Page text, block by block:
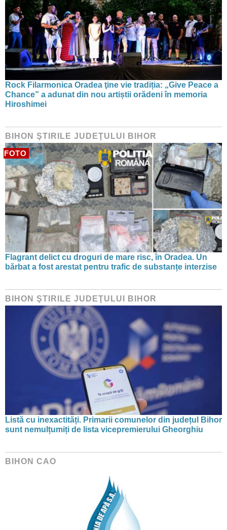
Rock Filarmonica Oradea ţine vie tradiția: „Give Peace a
Chance” a adunat din nou artiștii orădeni în memoria
Hiroshimei
BIHON ŞTIRILE JUDEŢULUI BIHOR
FOTO
Flagrant delict cu droguri de mare risc, în Oradea. Un
bărbat a fost arestat pentru trafic de substanțe interzise
BIHON ŞTIRILE JUDEŢULUI BIHOR
Listă cu inexactități. Primarii comunelor din județul Bihor
sunt nemulțumiți de lista vicepremierului Gheorghiu
BIHON CAO